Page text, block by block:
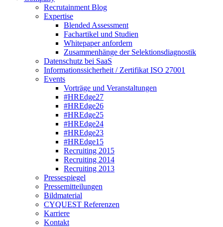
Recrutainment Blog
Expertise
Blended Assessment
Fachartikel und Studien
Whitepaper anfordern
Zusammenhänge der Selektionsdiagnostik
Datenschutz bei SaaS
Informationssicherheit / Zertifikat ISO 27001
Events
Vorträge und Veranstaltungen
#HREdge27
#HREdge26
#HREdge25
#HREdge24
#HREdge23
#HREdge15
Recruiting 2015
Recruiting 2014
Recruiting 2013
Pressespiegel
Pressemitteilungen
Bildmaterial
CYQUEST Referenzen
Karriere
Kontakt